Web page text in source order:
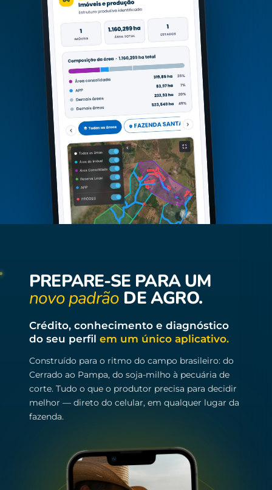
PREPARE-SE PARA UM
novo padrão DE AGRO.
Crédito, conhecimento e diagnóstico
do seu perfil em um único aplicativo.
Construído para o ritmo do campo brasileiro: do
Cerrado ao Pampa, do soja-milho à pecuária de
corte. Tudo o que o produtor precisa para decidir
melhor — direto do celular, em qualquer lugar da
fazenda.